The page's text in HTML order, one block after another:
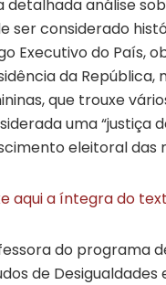
detalhada análise
ser considerado
Executivo do País,
da
que trouxe
uma “justiça
eleitoral das
aqui a íntegra do
do programa
de